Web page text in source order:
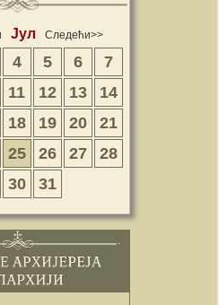
Јул Следећи>>
4 5 6
7
11 12 13
14
18 19 20
21
25 26 27
28
30 31